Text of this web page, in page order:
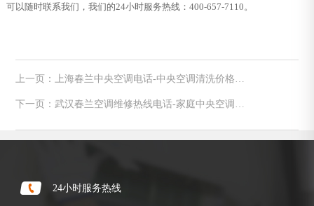
可以随时联系我们，我们的24小时服务热线：400-657-7110。
上一页：上海春兰中央空调电话-中央空调清洗价格表
下一页：武汉春兰空调维修热线电话-家庭中央空调末
24小时服务热线